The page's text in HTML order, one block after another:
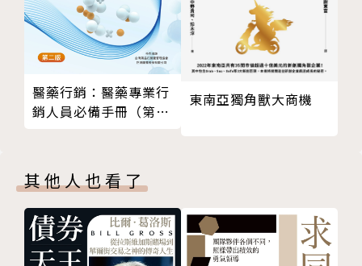
三地，
靠的就是支持他一路走來的「信念」，即使中途多次受
挫也不願意曲撓，
因為他的夠堅持，因為他的有計畫，因為他的成功行
銷，
他把自己進一步推站到世界各地的講台上，不藏私地分
讓每個求職者都能抓住目標，實踐夢想，做自己真正感
興趣、想要做的事！
醫藥行銷：醫藥專業行
銷人員必備手冊（第二
東南亞獨角獸大商機
其他人也看了